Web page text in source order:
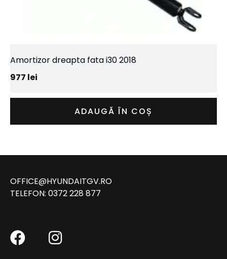
Amortizor dreapta fata i30 2018
977 lei
ADAUGĂ ÎN COȘ
OFFICE@HYUNDAITGV.RO
TELEFON: 0372 228 877